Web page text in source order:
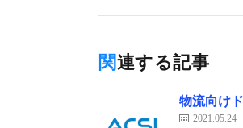
関連する記事
物流向け
2021.05.24